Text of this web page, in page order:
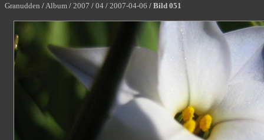
Granudden /Album / 2007 / 04 / 2007-04-06 / Bild 051